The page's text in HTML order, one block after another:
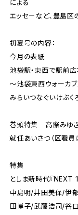
による
エッセーなど、豊島区
初夏号の内容：
今月の表紙
池袋駅・東西で駅前
～池袋東西ウォーカ
みらいつなぐいけぶく
巻頭特集 高際みゆ
就任あいさつ（区職員
特集
としま新時代『NEXT
中島明/井田美保/伊
田博子/武藤浩司/谷